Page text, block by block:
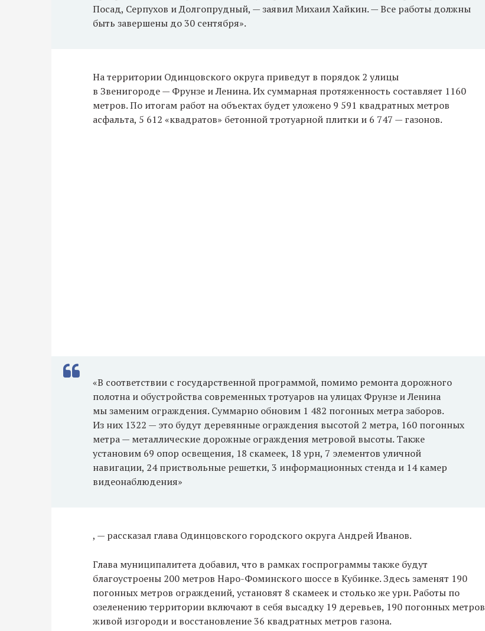
Посад, Серпухов и Долгопрудный, — заявил Михаил Хайкин. — Все работы должны
быть завершены до 30 сентября».
На территории Одинцовского округа приведут в порядок 2 улицы
в Звенигороде — Фрунзе и Ленина. Их суммарная протяженность составляет 1160
метров. По итогам работ на объектах будет уложено 9 591 квадратных метров
асфальта, 5 612 «квадратов» бетонной тротуарной плитки и 6 747 — газонов.
«В соответствии с государственной программой, помимо ремонта дорожного
полотна и обустройства современных тротуаров на улицах Фрунзе и Ленина
мы заменим ограждения. Суммарно обновим 1 482 погонных метра заборов.
Из них 1322 — это будут деревянные ограждения высотой 2 метра, 160 погонных
метра — металлические дорожные ограждения метровой высоты. Также
установим 69 опор освещения, 18 скамеек, 18 урн, 7 элементов уличной
навигации, 24 приствольные решетки, 3 информационных стенда и 14 камер
видеонаблюдения»
, — рассказал глава Одинцовского городского округа Андрей Иванов.
Глава муниципалитета добавил, что в рамках госпрограммы также будут
благоустроены 200 метров Наро-Фоминского шоссе в Кубинке. Здесь заменят 190
погонных метров ограждений, установят 8 скамеек и столько же урн. Работы по
озеленению территории включают в себя высадку 19 деревьев, 190 погонных метров
живой изгороди и восстановление 36 квадратных метров газона.